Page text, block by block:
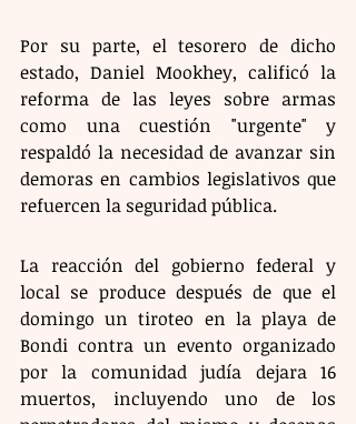
Por su parte, el tesorero de dicho
estado, Daniel Mookhey, calificó la
reforma de las leyes sobre armas
como una cuestión "urgente" y
respaldó la necesidad de avanzar sin
demoras en cambios legislativos que
refuercen la seguridad pública.
La reacción del gobierno federal y
local se produce después de que el
domingo un tiroteo en la playa de
Bondi contra un evento organizado
por la comunidad judía dejara 16
muertos, incluyendo uno de los